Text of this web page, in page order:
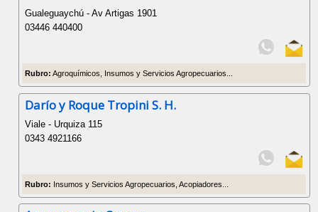
Gualeguaychú - Av Artigas 1901
03446 440400
Rubro: Agroquímicos, Insumos y Servicios Agropecuarios...
Darío y Roque Tropini S. H.
Viale - Urquiza 115
0343 4921166
Rubro: Insumos y Servicios Agropecuarios, Acopiadores...